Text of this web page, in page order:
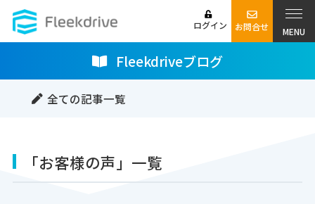
MENU
ログイン お問合せ
Fleekdriveブログ
全ての記事一覧
「お客様の声」一覧